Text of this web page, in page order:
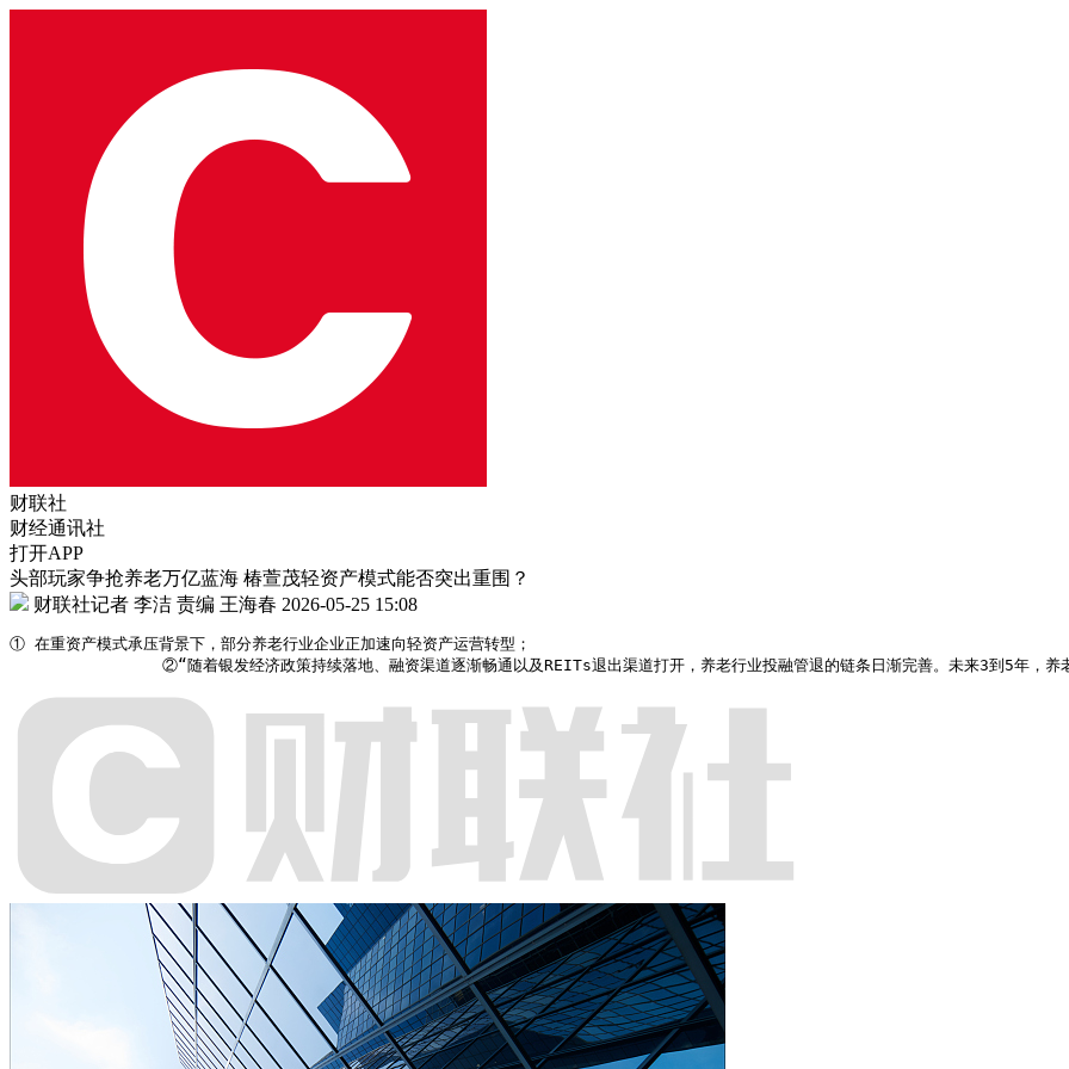
财联社
财经通讯社
打开APP
头部玩家争抢养老万亿蓝海 椿萱茂轻资产模式能否突出重围？
财联社记者 李洁 责编 王海春 2026-05-25 15:08
① 在重资产模式承压背景下，部分养老行业企业正加速向轻资产运营转型；
②“随着银发经济政策持续落地、融资渠道逐渐畅通以及REITs退出渠道打开，养老行业投融管退的链条日渐完善。未来3到5年，养